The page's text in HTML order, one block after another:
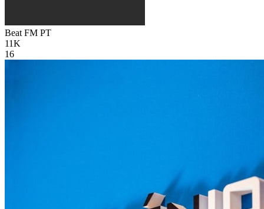
Beat FM PT
11K
16